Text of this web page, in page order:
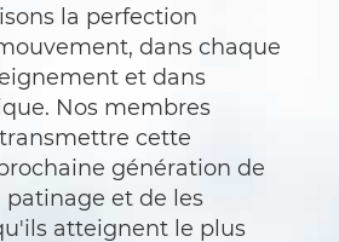
la perfection
dans chaque
et dans
Nos membres
cette
génération de
patinage et de les
atteignent le plus